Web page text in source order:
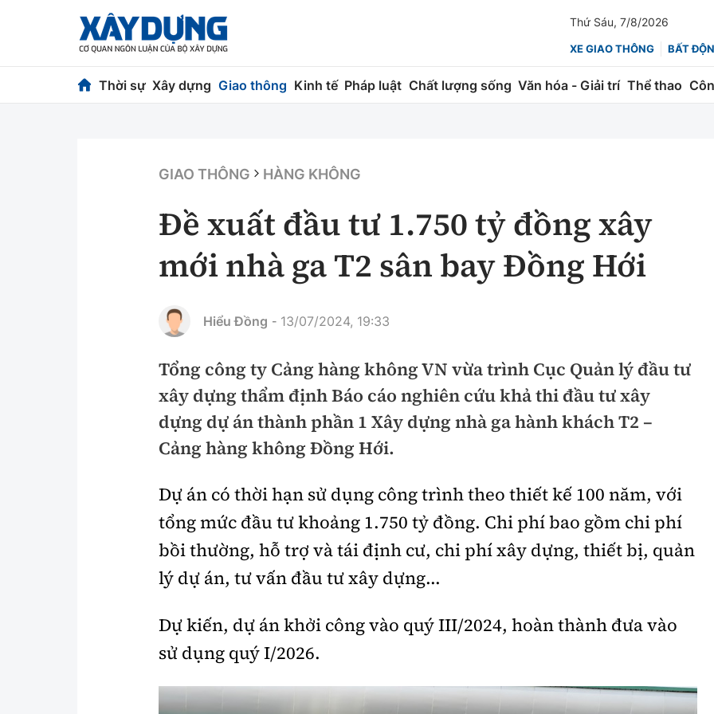
Thứ Sáu, 7/8/2026
XE GIAO THÔNG BẤT
Thời sự Xây dựng Giao thông Kinh tế Pháp luật Chất lượng sống Văn hóa - Giải trí Thể thao
Chuyện dọc đường
Chỉ đạo điều hành
Vật liệu xây dựng
Giám định chất lượng
Hàng không
Đường sắt
Đường thủy
Hàng hải
Nhà thầu
Mời thầu - Đấu thầu
Thi viết về Ngành
Chứng khoán
Bảo hiểm
An ninh hình sự
An toàn giao thông
Giao thông 24h
ATGT địa phương
Lái xe an toàn
Chung tay vì ATGT
Gương sáng giao thông
Văn hóa - Giải Trí
Văn hóa Bóng đá Công nghệ mới
GIAO THÔNG HÀNG KHÔNG
Đề xuất đầu tư 1.750 tỷ đồng xây
mới nhà ga T2 sân bay Đồng Hới
Hiểu Đồng - 13/07/2024, 19:33
Tổng công ty Cảng hàng không VN vừa trình Cục Quản lý đầu tư
xây dựng thẩm định Báo cáo nghiên cứu khả thi đầu tư xây
dựng dự án thành phần 1 Xây dựng nhà ga hành khách T2 –
Cảng hàng không Đồng Hới.
Dự án có thời hạn sử dụng công trình theo thiết kế 100 năm, với
tổng mức đầu tư khoảng 1.750 tỷ đồng. Chi phí bao gồm chi phí
bồi thường, hỗ trợ và tái định cư, chi phí xây dựng, thiết bị, quản
lý dự án, tư vấn đầu tư xây dựng...
Dự kiến, dự án khởi công vào quý III/2024, hoàn thành đưa vào
sử dụng quý I/2026.